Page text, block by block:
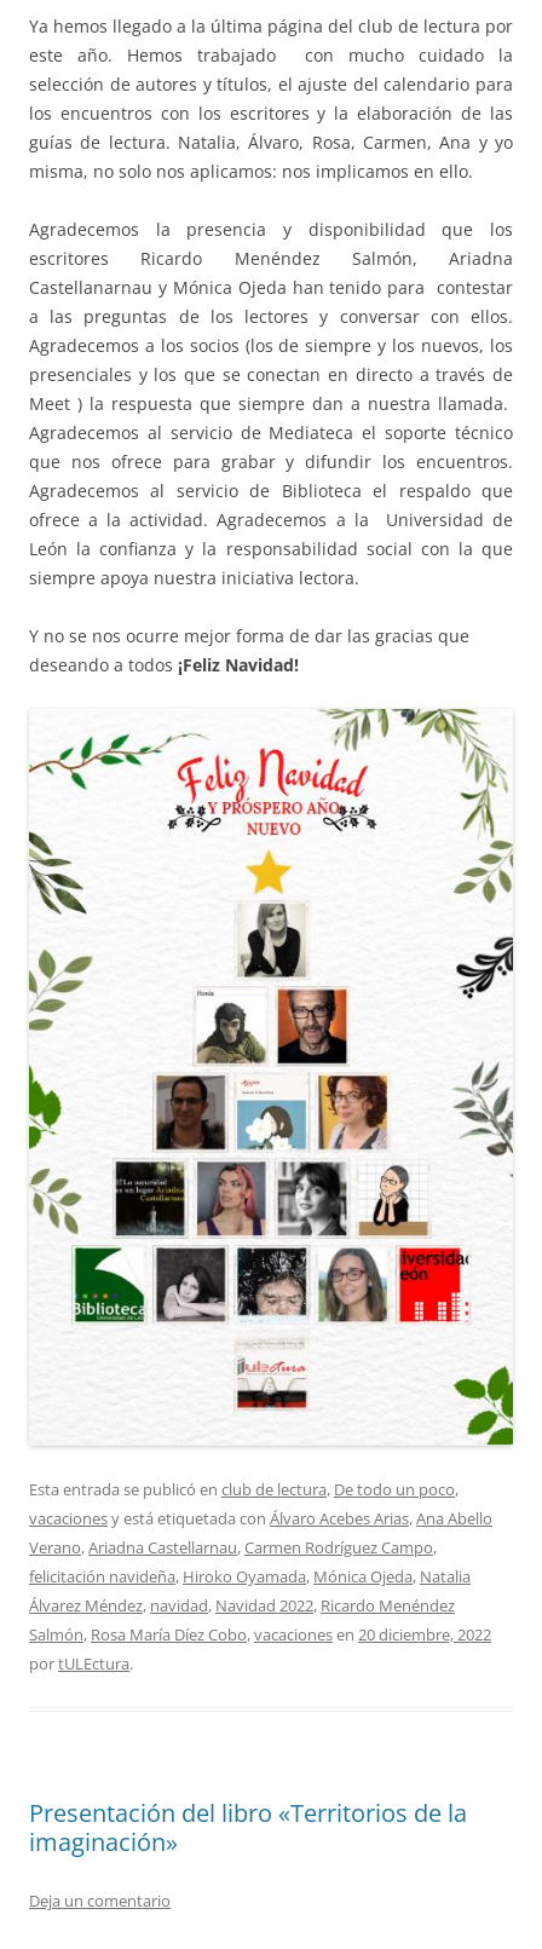
Ya hemos llegado a la última página del club de lectura por
este año. Hemos trabajado con mucho cuidado la
selección de autores y títulos, el ajuste del calendario para
los encuentros con los escritores y la elaboración de las
guías de lectura. Natalia, Álvaro, Rosa, Carmen, Ana y yo
misma, no solo nos aplicamos: nos implicamos en ello.
Agradecemos la presencia y disponibilidad que los
escritores Ricardo Menéndez Salmón, Ariadna
Castellanarnau y Mónica Ojeda han tenido para contestar
a las preguntas de los lectores y conversar con ellos.
Agradecemos a los socios (los de siempre y los nuevos, los
presenciales y los que se conectan en directo a través de
Meet ) la respuesta que siempre dan a nuestra llamada.
Agradecemos al servicio de Mediateca el soporte técnico
que nos ofrece para grabar y difundir los encuentros.
Agradecemos al servicio de Biblioteca el respaldo que
ofrece a la actividad. Agradecemos a la Universidad de
León la confianza y la responsabilidad social con la que
siempre apoya nuestra iniciativa lectora.
Y no se nos ocurre mejor forma de dar las gracias que
deseando a todos ¡Feliz Navidad!
Esta entrada se publicó en club de lectura, De todo un poco,
vacacionesy está etiquetada con Álvaro Acebes Arias,Ana Abello
Verano,Ariadna Castellarnau,Carmen Rodríguez Campo,
felicitación navideña, Hiroko Oyamada, Mónica Ojeda, Natalia
Álvarez Méndez, navidad, Navidad 2022, Ricardo Menéndez
Salmón, Rosa María Díez Cobo,vacacionesen 20 diciembre, 2022
portULEctura.
Presentación del libro «Territorios de la
imaginación»
Deja un comentario